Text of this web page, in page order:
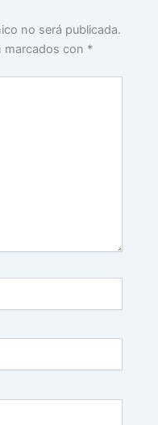
no será publicada.
marcados con *